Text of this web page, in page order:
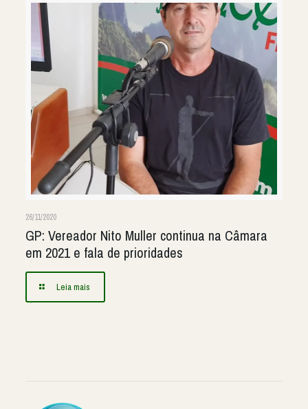
26/11/2020
GP: Vereador Nito Muller continua na Câmara
em 2021 e fala de prioridades
Leia mais